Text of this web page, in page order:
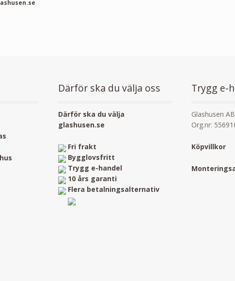
Därför ska du välja oss
Därför ska du välja
glashusen.se
Fri frakt
Bygglovsfritt
Trygg e-handel
10 års garanti
Flera betalningsalternativ
Trygg e-
Glashusen AB
Org.nr:
Köpvillkor